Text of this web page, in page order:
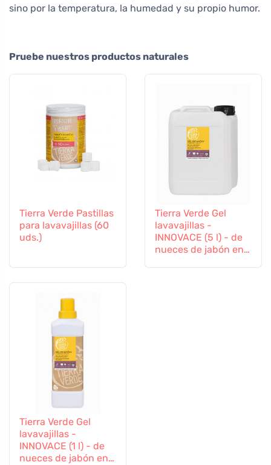
sino por la temperatura, la humedad y su propio humor.
Pruebe nuestros productos naturales
Tierra Verde Pastillas
para lavavajillas (60
uds.)
Tierra Verde Gel
lavavajillas -
INNOVACE (5 l) - de
nueces de jabón en
Tierra Verde Gel
lavavajillas -
INNOVACE (1 l) - de
nueces de jabón en